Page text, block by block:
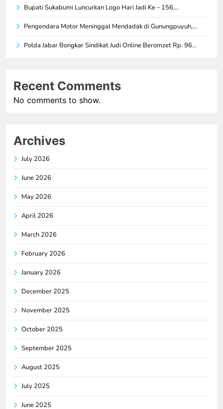
Bupati Sukabumi Luncurkan Logo Hari Jadi Ke – 156,…
Pengendara Motor Meninggal Mendadak di Gunungpuyuh,…
Polda Jabar Bongkar Sindikat Judi Online Beromzet Rp. 96…
Recent Comments
No comments to show.
Archives
July 2026
June 2026
May 2026
April 2026
March 2026
February 2026
January 2026
December 2025
November 2025
October 2025
September 2025
August 2025
July 2025
June 2025